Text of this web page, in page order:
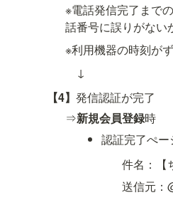
※電話発信完了まで
話番号に誤りがない
※利用機器の時刻が
↓
【4】 発信認証が完了
⇒新規会員登録時
認証完了ぺー
件名：【
送信元：